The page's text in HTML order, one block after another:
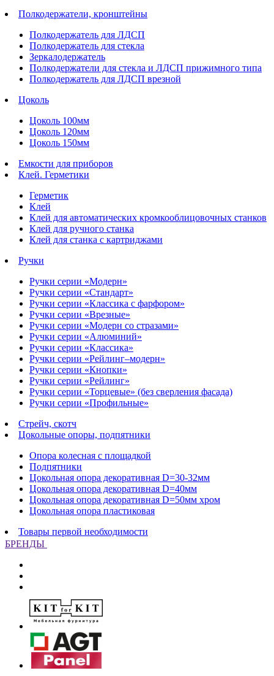
Полкодержатели, кронштейны
Полкодержатель для ЛДСП
Полкодержатель для стекла
Зеркалодержатель
Полкодержатели для стекла и ЛДСП прижимного типа
Полкодержатель для ЛДСП врезной
Цоколь
Цоколь 100мм
Цоколь 120мм
Цоколь 150мм
Емкости для приборов
Клей. Герметики
Герметик
Клей
Клей для автоматических кромкооблицовочных станков
Клей для ручного станка
Клей для станка с картриджами
Ручки
Ручки серии «Модерн»
Ручки серии «Стандарт»
Ручки серии «Классика с фарфором»
Ручки серии «Врезные»
Ручки серии «Модерн со стразами»
Ручки серии «Алюминий»
Ручки серии «Классика»
Ручки серии «Рейлинг–модерн»
Ручки серии «Кнопки»
Ручки серии «Рейлинг»
Ручки серии «Торцевые» (без сверления фасада)
Ручки серии «Профильные»
Стрейч, скотч
Цокольные опоры, подпятники
Опора колесная с площадкой
Подпятники
Цокольная опора декоративная D=30-32мм
Цокольная опора декоративная D=40мм
Цокольная опора декоративная D=50мм хром
Цокольная опора пластиковая
Товары первой необходимости
БРЕНДЫ